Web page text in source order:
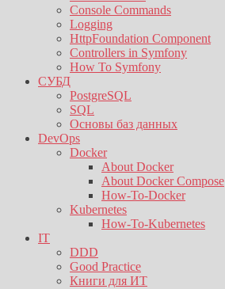
Console Commands
Logging
HttpFoundation Component
Controllers in Symfony
How To Symfony
СУБД
PostgreSQL
SQL
Основы баз данных
DevOps
Docker
About Docker
About Docker Compose
How-To-Docker
Kubernetes
How-To-Kubernetes
IT
DDD
Good Practice
Книги для ИТ